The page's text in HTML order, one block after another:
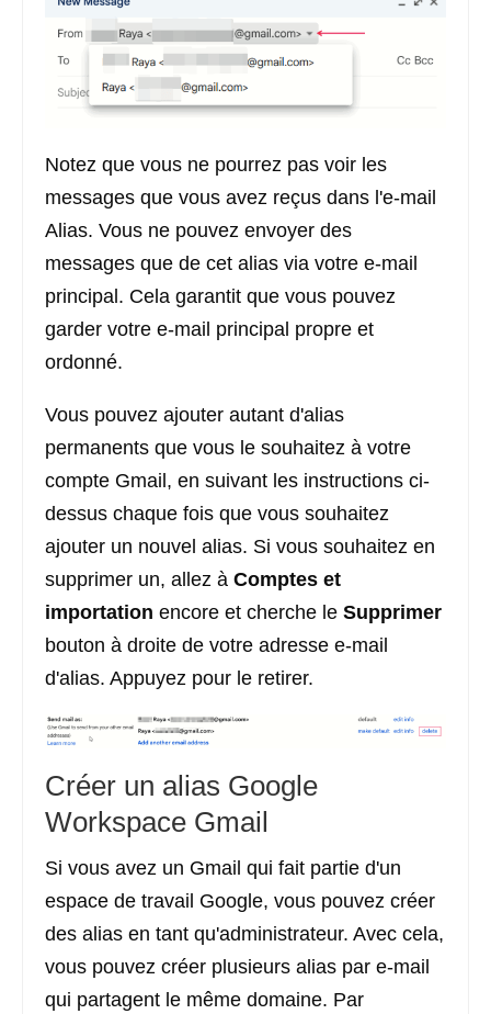
Notez que vous ne pourrez pas voir les
messages que vous avez reçus dans l'e-mail
Alias. Vous ne pouvez envoyer des
messages que de cet alias via votre e-mail
principal. Cela garantit que vous pouvez
garder votre e-mail principal propre et
ordonné.
Vous pouvez ajouter autant d'alias
permanents que vous le souhaitez à votre
compte Gmail, en suivant les instructions ci-
dessus chaque fois que vous souhaitez
ajouter un nouvel alias. Si vous souhaitez en
supprimer un, allez à Comptes et
importation encore et cherche le Supprimer
bouton à droite de votre adresse e-mail
d'alias. Appuyez pour le retirer.
Créer un alias Google
Workspace Gmail
Si vous avez un Gmail qui fait partie d'un
espace de travail Google, vous pouvez créer
des alias en tant qu'administrateur. Avec cela,
vous pouvez créer plusieurs alias par e-mail
qui partagent le même domaine. Par